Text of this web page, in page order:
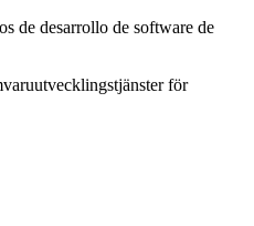
de desarrollo de software de
för